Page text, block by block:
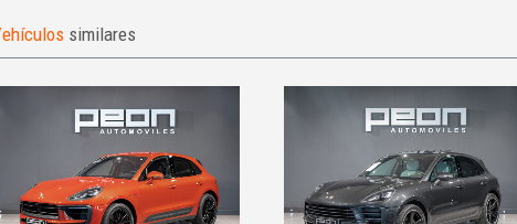
similares